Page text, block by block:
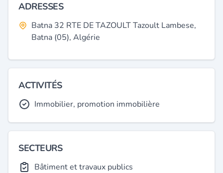
ADRESSES
Batna 32 RTE DE TAZOULT Tazoult Lambese,
Batna (05), Algérie
ACTIVITÉS
Immobilier, promotion immobilière
SECTEURS
Bâtiment et travaux publics